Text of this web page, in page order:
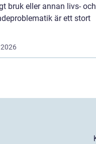
bruk eller annan livs- och
är ett stort